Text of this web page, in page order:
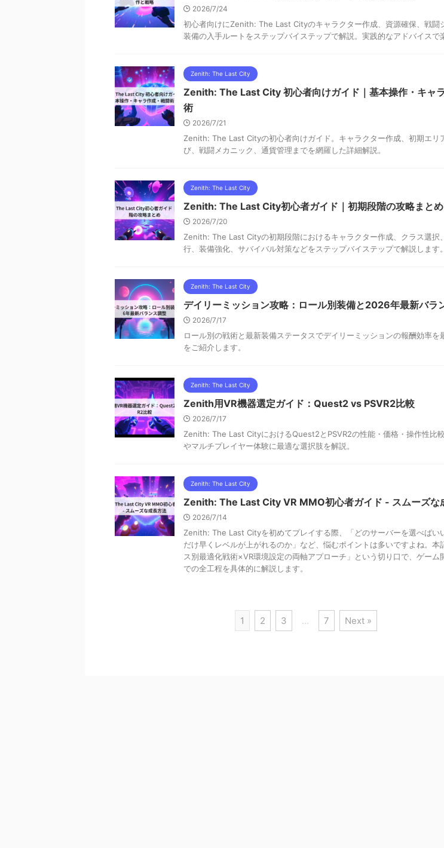
2026/7/24
初心者向けにZenith: The Last Cityのキャラクター作成、資源確保、戦闘
装備の入手ルートをステップバイステップで解説。実践的なアドバイスで
Zenith: The Last City
Zenith: The Last City 初心者向けガイド｜基本操作・キャ
術
2026/7/21
Zenith: The Last Cityの初心者向けガイド。キャラクター作成、初期エリ
び、戦闘メカニック、通貨管理までを網羅した詳細解説。
Zenith: The Last City
Zenith: The Last City初心者ガイド｜初期段階の攻略まとめ
2026/7/20
Zenith: The Last Cityの初期段階におけるキャラクター作成、クラス選択
行、装備強化、サバイバル対策などをステップバイステップで解説します。
Zenith: The Last City
デイリーミッション攻略：ロール別装備と2026年最新バラ
2026/7/17
ロール別の戦術と最新装備ステータスでデイリーミッションの報酬効率を
をご紹介します。
Zenith: The Last City
Zenith用VR機器選定ガイド：Quest2 vs PSVR2比較
2026/7/17
Zenith: The Last CityにおけるQuest2とPSVR2の性能・価格・操作性比
やマルチプレイヤー体験に最適な選択肢を解説。
Zenith: The Last City
Zenith: The Last City VR MMO初心者ガイド - スムーズな
2026/7/14
Zenith: The Last Cityを初めてプレイする際、「どのサーバーを選べばい
だけ早くレベルが上がれるのか」など、悩むポイントは多いですよね。本
ス別最適化戦術×VR環境設定の両軸アプローチ」という切り口で、ゲーム
での全工程を具体的に解説します。
1 2 3 … 7 Next »